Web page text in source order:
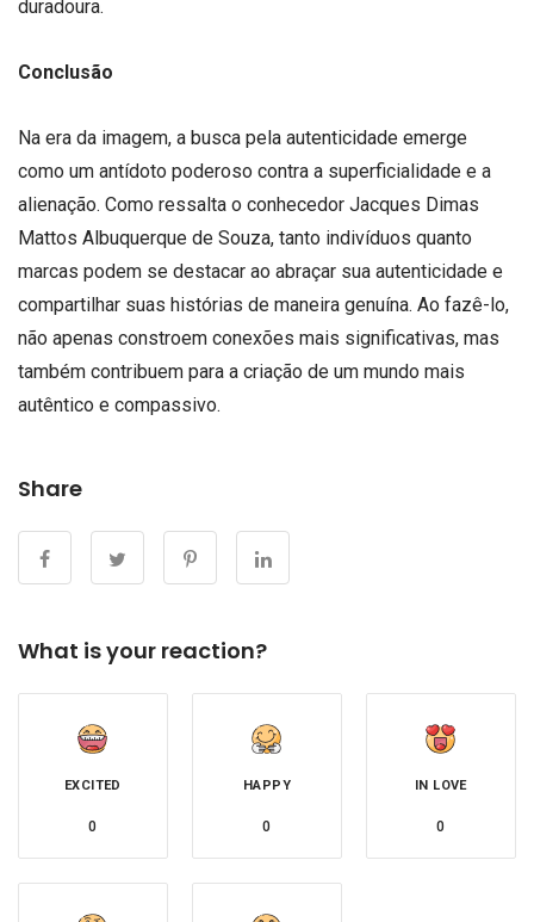
duradoura.
Conclusão
Na era da imagem, a busca pela autenticidade emerge
como um antídoto poderoso contra a superficialidade e a
alienação. Como ressalta o conhecedor Jacques Dimas
Mattos Albuquerque de Souza, tanto indivíduos quanto
marcas podem se destacar ao abraçar sua autenticidade e
compartilhar suas histórias de maneira genuína. Ao fazê-lo,
não apenas constroem conexões mais significativas, mas
também contribuem para a criação de um mundo mais
autêntico e compassivo.
Share
What is your reaction?
EXCITED
0
HAPPY
0
IN LOVE
0